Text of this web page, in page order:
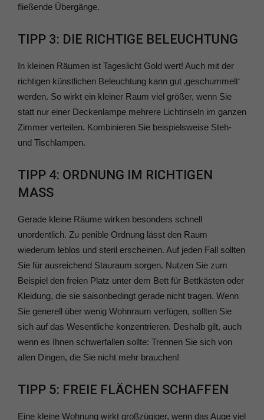
fließende Übergänge.
TIPP 3: DIE RICHTIGE BELEUCHTUNG
In kleinen Räumen ist Tageslicht Gold wert! Auch mit der
richtigen künstlichen Beleuchtung kann gut ‚geschummelt‘
werden. So wirkt ein kleiner Raum viel größer, wenn Sie
statt nur einer Deckenlampe mehrere Lichtinseln im ganzen
Zimmer verteilen. Kombinieren Sie beispielsweise Steh-
und Tischlampen.
TIPP 4: ORDNUNG IM RICHTIGEN
MASS
Gerade kleine Räume wirken besonders schnell
unordentlich. Zu penible Ordnung lässt den Raum
wiederum leblos und steril erscheinen. Auf jeden Fall sollten
Sie für ausreichend Stauraum sorgen. Nutzen Sie zum
Beispiel den freien Platz unter dem Bett für Bettkästen oder
Kleidung, die sie saisonbedingt gerade nicht tragen. Wenn
Sie generell über wenig Wohnraum verfügen, sollten Sie
sich auf das Wesentliche konzentrieren. Deshalb gilt, auch
wenn es Ihnen schwerfallen sollte: Trennen Sie sich von
allen Dingen, die Sie nicht mehr brauchen!
TIPP 5: FREIE FLÄCHEN SCHAFFEN
Eine kleine Wohnung wirkt großzügiger, wenn das Auge viel